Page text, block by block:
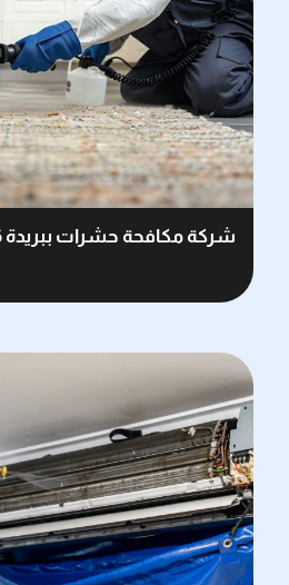
شركة مكافحة حشرات ببريدة 0503162506